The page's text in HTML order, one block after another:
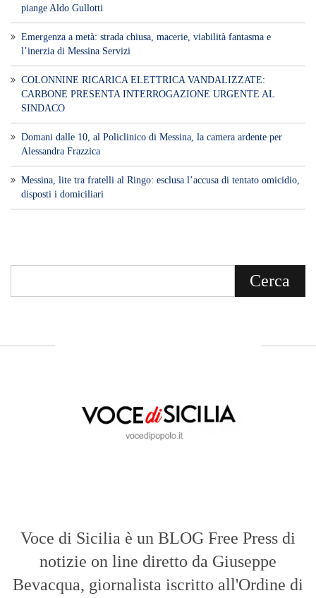
piange Aldo Gullotti
Emergenza a metà: strada chiusa, macerie, viabilità fantasma e
l’inerzia di Messina Servizi
COLONNINE RICARICA ELETTRICA VANDALIZZATE:
CARBONE PRESENTA INTERROGAZIONE URGENTE AL
SINDACO
Domani dalle 10, al Policlinico di Messina, la camera ardente per
Alessandra Frazzica
Messina, lite tra fratelli al Ringo: esclusa l’accusa di tentato omicidio,
disposti i domiciliari
Voce di Sicilia è un BLOG Free Press di
notizie on line diretto da Giuseppe
Bevacqua, giornalista iscritto all'Ordine di